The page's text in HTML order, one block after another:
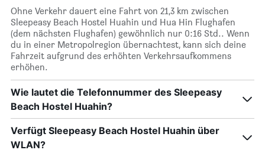
Ohne Verkehr dauert eine Fahrt von 21,3 km zwischen
Sleepeasy Beach Hostel Huahin und Hua Hin Flughafen
(dem nächsten Flughafen) gewöhnlich nur 0:16 Std.. Wenn
du in einer Metropolregion übernachtest, kann sich deine
Fahrzeit aufgrund des erhöhten Verkehrsaufkommens
erhöhen.
Wie lautet die Telefonnummer des Sleepeasy
Beach Hostel Huahin?
Verfügt Sleepeasy Beach Hostel Huahin über
WLAN?